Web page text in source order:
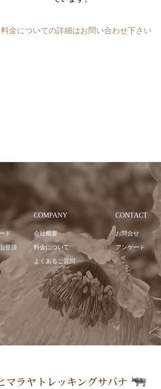
金についての詳細はお問い合わせ下さい
ド
登頂
COMPANY
会社概要
料金について
よくあるご質問
CONTACT
お問合せ
アンケート